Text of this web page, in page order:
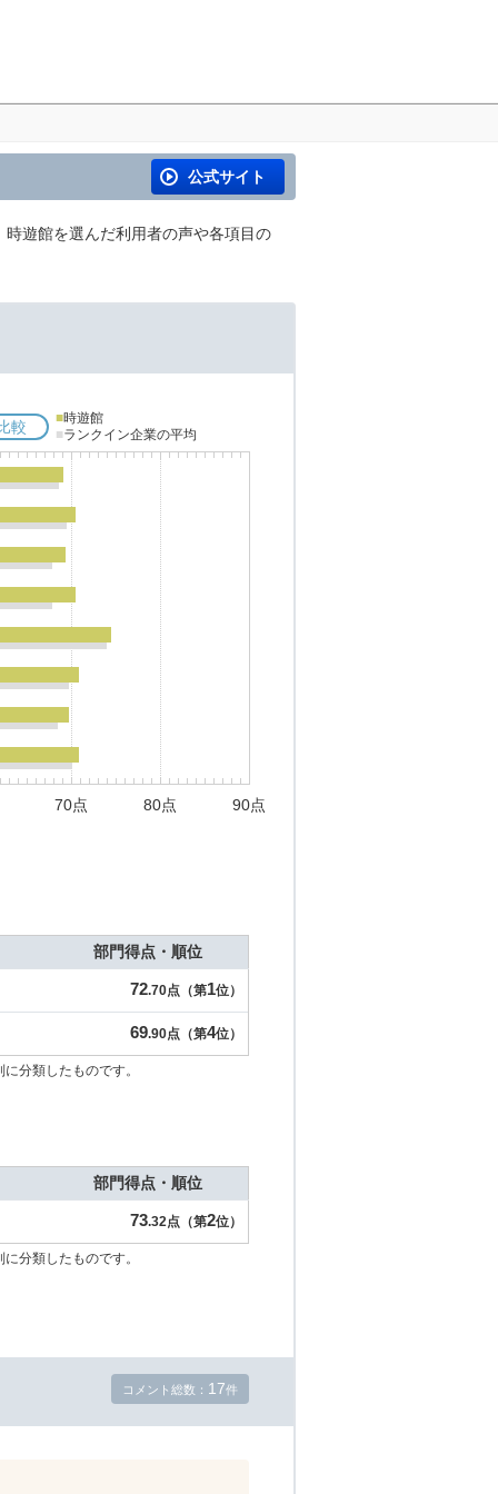
公式サイト
遊館を選んだ利用者の声や各項目の
較 ■時遊館
■ランクイン企業の平均
70点 80点 90点
部門得点・順位
72.70点（第1位）
69.90点（第4位）
分類したものです。
部門得点・順位
73.32点（第2位）
分類したものです。
コメント総数： 17件